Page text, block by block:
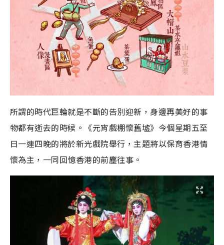
所謂的時代巨輪就是不斷的告別迎新，身邊再美好的事
物都有逝去的時候。《元宵戲棚懷舊墟》今個星期五至
日一連四晚的將於新光戲院舉行，主題將以保育香港情
懷為主，一同回憶香港的前塵往事。